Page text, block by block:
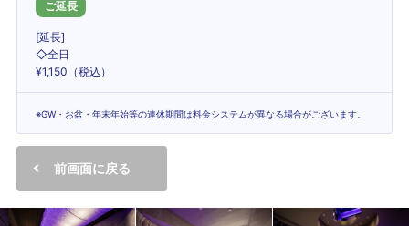
ご延長
[延長]
◇全日
¥1,150（税込）
※GW・お盆・年末年始等の連休期間は料金システムが異なる場合がございます。
前画面に戻る